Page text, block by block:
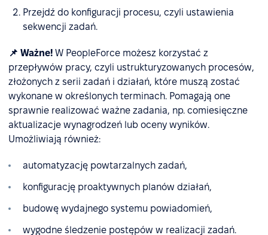
Przejdź do konfiguracji procesu, czyli ustawienia
sekwencji zadań.
📌 Ważne! W PeopleForce możesz korzystać z
przepływów pracy, czyli ustrukturyzowanych procesów,
złożonych z serii zadań i działań, które muszą zostać
wykonane w określonych terminach. Pomagają one
sprawnie realizować ważne zadania, np. comiesięczne
aktualizacje wynagrodzeń lub oceny wyników.
Umożliwiają również:
automatyzację powtarzalnych zadań,
konfigurację proaktywnych planów działań,
budowę wydajnego systemu powiadomień,
wygodne śledzenie postępów w realizacji zadań.